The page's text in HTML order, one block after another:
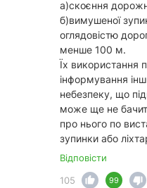
а)скоєння
б)вимушеної
оглядовістю
менше 100 м.
Їх використання
інформування
небезпеку, що
може ще не
про нього по
зупинки або
Відповісти
105
99